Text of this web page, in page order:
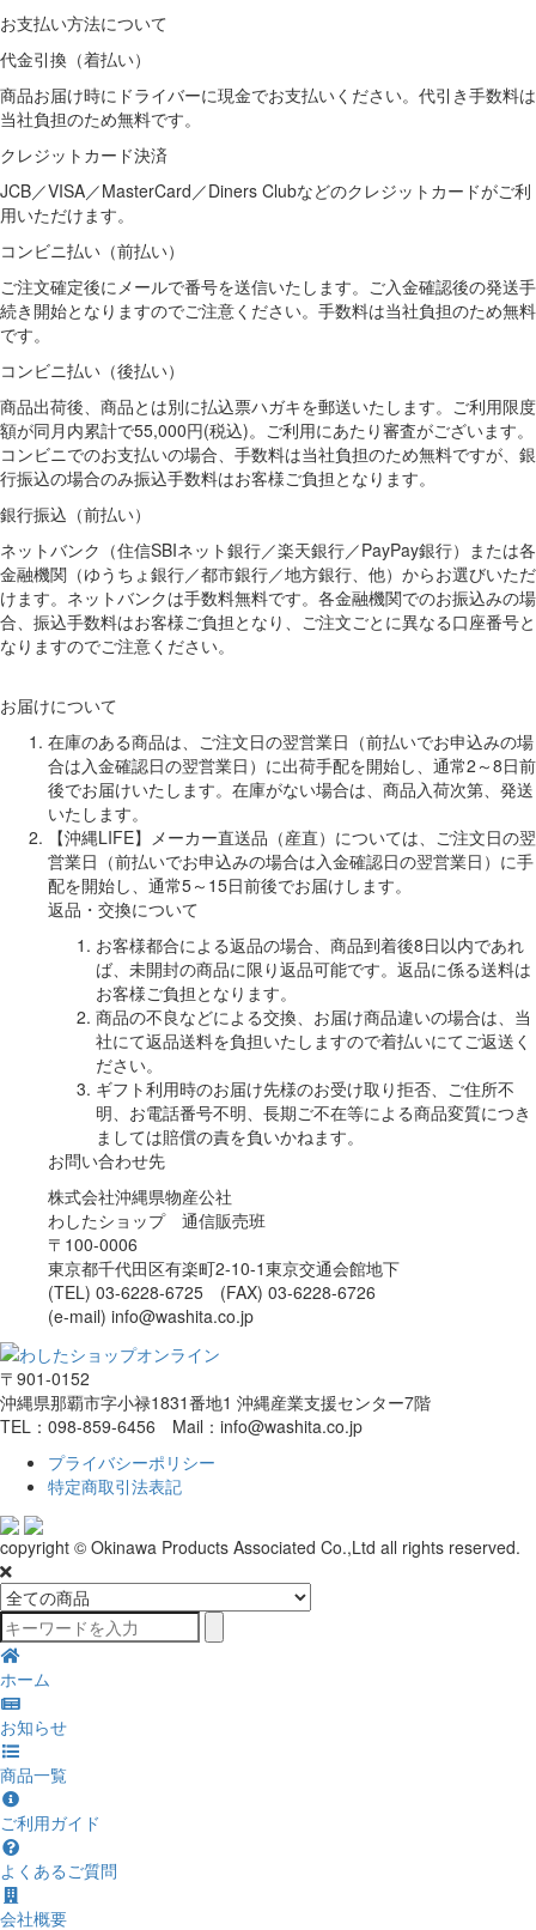
お支払い方法について
代金引換（着払い）
商品お届け時にドライバーに現金でお支払いください。代引き手数料は
当社負担のため無料です。
クレジットカード決済
JCB／VISA／MasterCard／Diners Clubなどのクレジットカードがご利
用いただけます。
コンビニ払い（前払い）
ご注文確定後にメールで番号を送信いたします。ご入金確認後の発送手
続き開始となりますのでご注意ください。手数料は当社負担のため無料
です。
コンビニ払い（後払い）
商品出荷後、商品とは別に払込票ハガキを郵送いたします。ご利用限度
額が同月内累計で55,000円(税込)。ご利用にあたり審査がございます。
コンビニでのお支払いの場合、手数料は当社負担のため無料ですが、銀
行振込の場合のみ振込手数料はお客様ご負担となります。
銀行振込（前払い）
ネットバンク（住信SBIネット銀行／楽天銀行／PayPay銀行）または各
金融機関（ゆうちょ銀行／都市銀行／地方銀行、他）からお選びいただ
けます。ネットバンクは手数料無料です。各金融機関でのお振込みの場
合、振込手数料はお客様ご負担となり、ご注文ごとに異なる口座番号と
なりますのでご注意ください。
お届けについて
在庫のある商品は、ご注文日の翌営業日（前払いでお申込みの場
合は入金確認日の翌営業日）に出荷手配を開始し、通常2～8日前
後でお届けいたします。在庫がない場合は、商品入荷次第、発送
いたします。
【沖縄LIFE】メーカー直送品（産直）については、ご注文日の翌
営業日（前払いでお申込みの場合は入金確認日の翌営業日）に手
配を開始し、通常5～15日前後でお届けします。
返品・交換について
お客様都合による返品の場合、商品到着後8日以内であれ
ば、未開封の商品に限り返品可能です。返品に係る送料は
お客様ご負担となります。
商品の不良などによる交換、お届け商品違いの場合は、当
社にて返品送料を負担いたしますので着払いにてご返送く
ださい。
ギフト利用時のお届け先様のお受け取り拒否、ご住所不
明、お電話番号不明、長期ご不在等による商品変質につき
ましては賠償の責を負いかねます。
お問い合わせ先
株式会社沖縄県物産公社
わしたショップ 通信販売班
〒100-0006
東京都千代田区有楽町2-10-1東京交通会館地下
(TEL) 03-6228-6725 (FAX) 03-6228-6726
(e-mail) info@washita.co.jp
〒901-0152
沖縄県那覇市字小禄1831番地1 沖縄産業支援センター7階
TEL：098-859-6456 Mail：info@washita.co.jp
プライバシーポリシー
特定商取引法表記
copyright © Okinawa Products Associated Co.,Ltd all rights reserved.
ホーム
お知らせ
商品一覧
ご利用ガイド
よくあるご質問
会社概要